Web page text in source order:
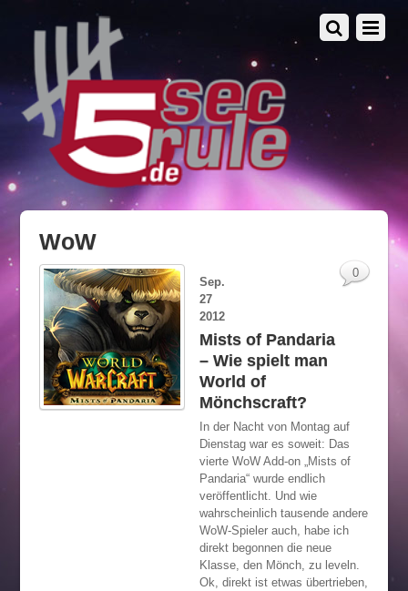
WoW
Sep.
27
2012
Mists of Pandaria
– Wie spielt man
World of
Mönchscraft?
In der Nacht von Montag auf
Dienstag war es soweit: Das
vierte WoW Add-on „Mists of
Pandaria“ wurde endlich
veröffentlicht. Und wie
wahrscheinlich tausende andere
WoW-Spieler auch, habe ich
direkt begonnen die neue
Klasse, den Mönch, zu leveln.
Ok, direkt ist etwas übertrieben,
0